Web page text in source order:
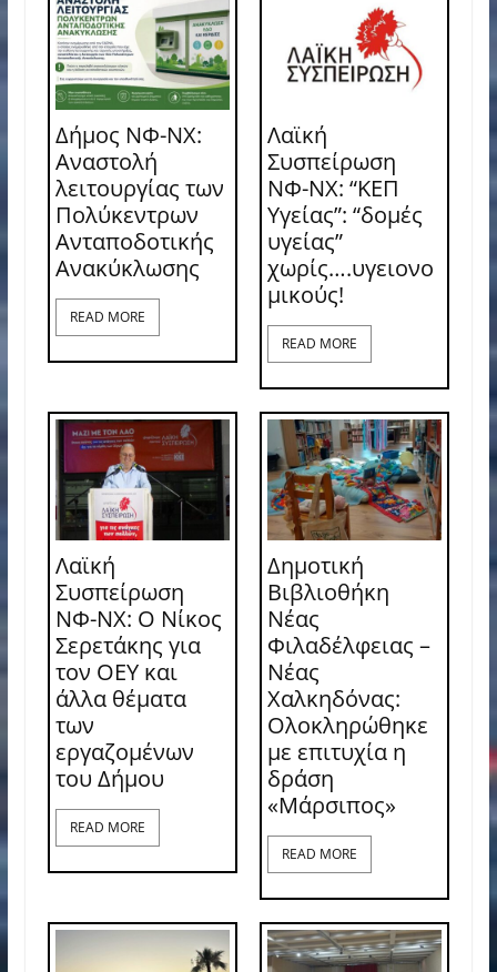
Δήμος ΝΦ-ΝΧ:
Αναστολή
λειτουργίας των
Πολύκεντρων
Ανταποδοτικής
Ανακύκλωσης
READ MORE
Λαϊκή
Συσπείρωση
ΝΦ-ΝΧ: “ΚΕΠ
Υγείας”: “δομές
υγείας”
χωρίς….υγειονο
μικούς!
READ MORE
Λαϊκή
Συσπείρωση
ΝΦ-ΝΧ: O Νίκος
Σερετάκης για
τον ΟΕΥ και
άλλα θέματα
των
εργαζομένων
του Δήμου
READ MORE
Δημοτική
Βιβλιοθήκη
Νέας
Φιλαδέλφειας –
Νέας
Χαλκηδόνας:
Ολοκληρώθηκε
με επιτυχία η
δράση
«Μάρσιπος»
READ MORE